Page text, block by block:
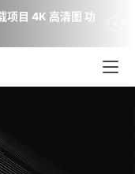
项目 4K 高清图 功